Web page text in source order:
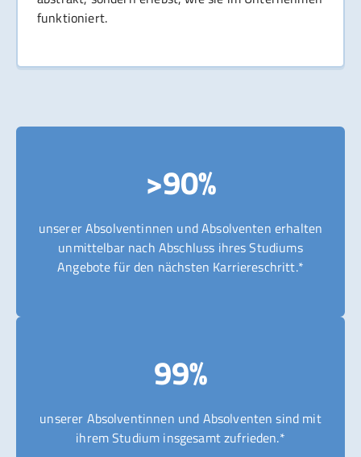
funktioniert.
>90%
unserer Absolventinnen und Absolventen erhalten
unmittelbar nach Abschluss ihres Studiums
Angebote für den nächsten Karriereschritt.*
99%
unserer Absolventinnen und Absolventen sind mit
ihrem Studium insgesamt zufrieden.*